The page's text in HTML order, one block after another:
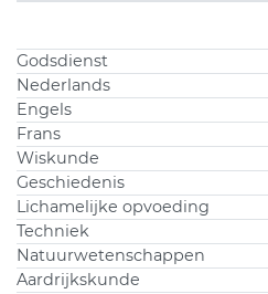
Godsdienst
Nederlands
Engels
Frans
Wiskunde
Geschiedenis
Lichamelijke opvoeding
Techniek
Natuurwetenschappen
Aardrijkskunde